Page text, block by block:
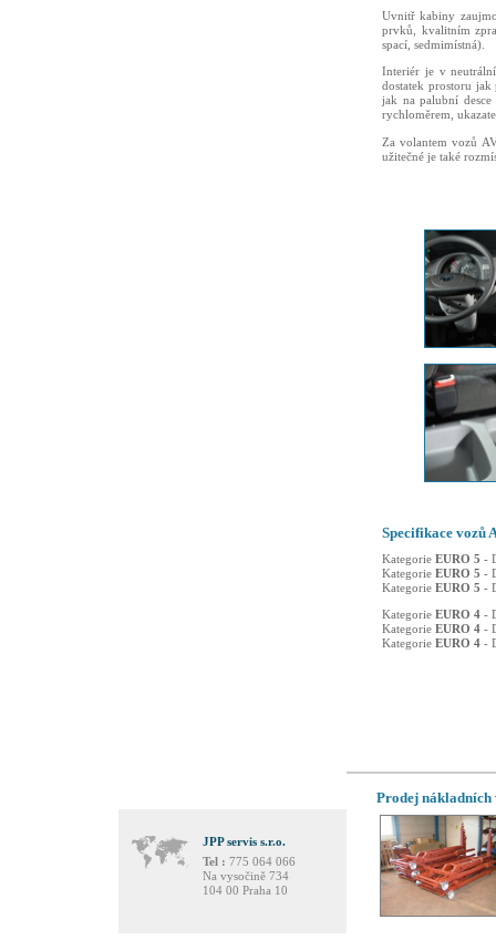
JPP servis s.r.o.
Tel : 775 064 066
Na vysočině 734
104 00 Praha 10
Uvnitř kabiny
prvků, kvalitním
spací, sedmimístná).
Interiér je v
dostatek prostoru
jak na palubní desce
rychloměrem,
Za volantem vozů
užitečné je také
Specifikace vozů
Kategorie EURO 5 -
Kategorie EURO 5 -
Kategorie EURO 5 -
Kategorie EURO 4 -
Kategorie EURO 4 -
Kategorie EURO 4 -
Prodej nákladních